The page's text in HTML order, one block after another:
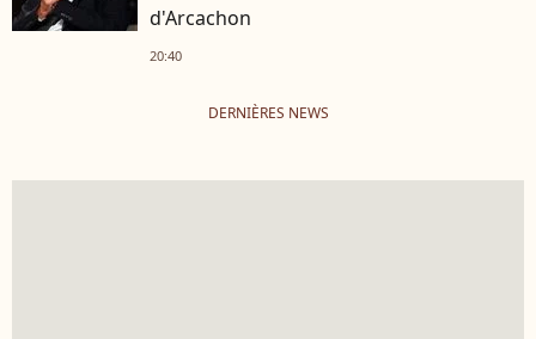
d'Arcachon
20:40
DERNIÈRES NEWS